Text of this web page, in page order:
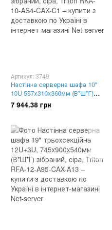
Артикул: 3749
Настінна серверна шафа 10"
10U 557x310x360мм (В*Ш*Г)
зібраний, сіра, Triton RKA-10-
AS4-CAX-C1
7 944.38 грн